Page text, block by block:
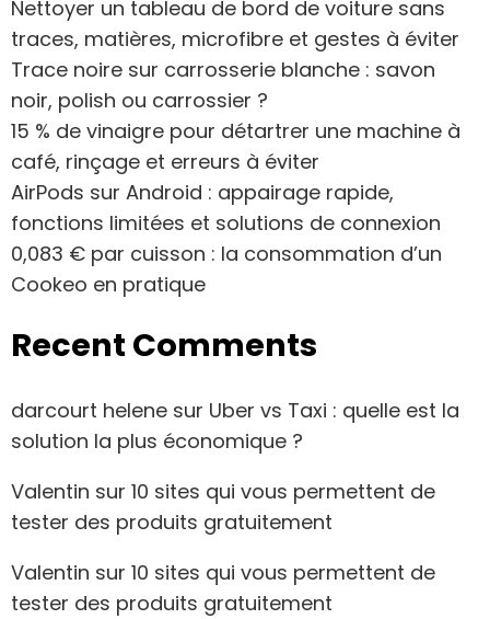
Nettoyer un tableau de bord de voiture sans
traces, matières, microfibre et gestes à éviter
Trace noire sur carrosserie blanche : savon
noir, polish ou carrossier ?
15 % de vinaigre pour détartrer une machine à
café, rinçage et erreurs à éviter
AirPods sur Android : appairage rapide,
fonctions limitées et solutions de connexion
0,083 € par cuisson : la consommation d’un
Cookeo en pratique
Recent Comments
darcourt helene sur Uber vs Taxi : quelle est la
solution la plus économique ?
Valentin sur 10 sites qui vous permettent de
tester des produits gratuitement
Valentin sur 10 sites qui vous permettent de
tester des produits gratuitement